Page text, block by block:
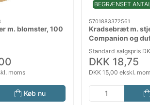
m. blomster, 100
moms
Køb nu
BEGRÆNSET
5701883372561
Kradsebræt m.
Companion og
Standard salgspris
DKK 18,75
DKK 15,00 ekskl.